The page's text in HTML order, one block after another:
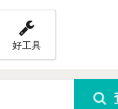
好工具